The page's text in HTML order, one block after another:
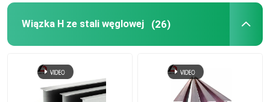
Wiązka H ze stali węglowej (26)